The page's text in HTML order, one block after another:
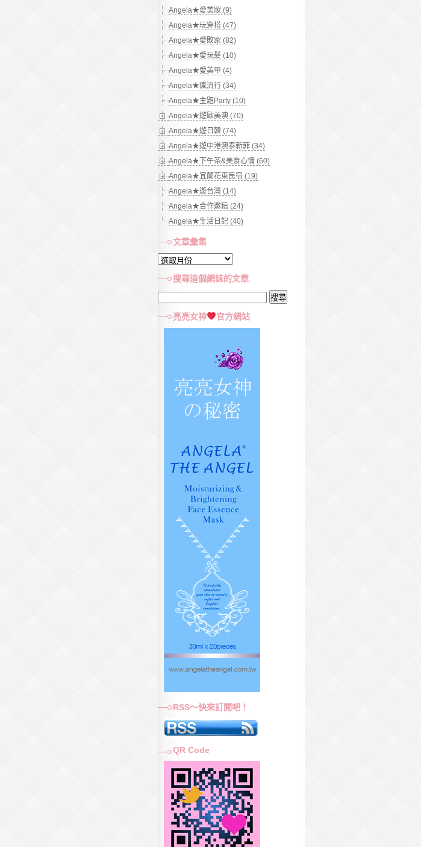
Angela★愛美妝 (9)
Angela★玩穿搭 (47)
Angela★愛敗家 (82)
Angela★愛玩髮 (10)
Angela★愛美甲 (4)
Angela★瘋流行 (34)
Angela★主題Party (10)
Angela★遊歐美澳 (70)
Angela★遊日韓 (74)
Angela★遊中港澳泰新菲 (34)
Angela★下午茶&美食心情 (60)
Angela★宜蘭花東民宿 (19)
Angela★遊台灣 (14)
Angela★合作邀稿 (24)
Angela★生活日記 (40)
文章彙集
文
彙
集
搜尋這個網誌的文章
關
亮亮女神 官方網站
RSS～快來訂閱吧！
QR Code